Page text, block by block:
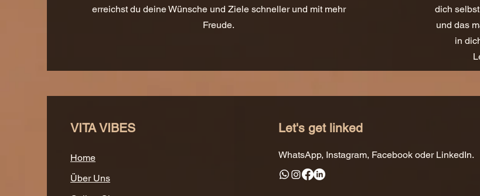
erreichst du deine Wünsche und Ziele schneller und mit mehr
Freude.
dich
und das
in
VITA VIBES
Home
Über Uns
Let's get linked
WhatsApp, Instagram, Facebook oder LinkedIn.